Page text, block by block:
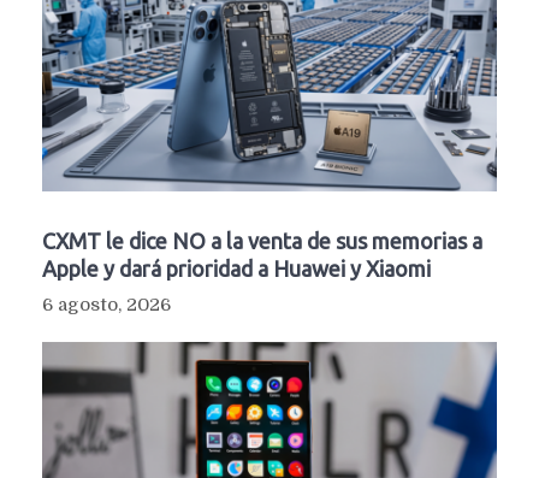
CXMT le dice NO a la venta de sus memorias a
Apple y dará prioridad a Huawei y Xiaomi
6 agosto, 2026